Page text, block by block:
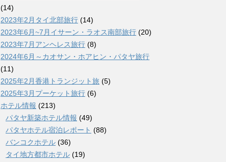
(14)
2023年2月タイ北部旅行 (14)
2023年6月~7月イサーン・ラオス南部旅行 (20)
2023年7月アンヘレス旅行 (8)
2024年6月～カオサン・ホアヒン・パタヤ旅行
(11)
2025年2月香港トランジット旅 (5)
2025年3月プーケット旅行 (6)
ホテル情報 (213)
パタヤ新築ホテル情報 (49)
パタヤホテル宿泊レポート (88)
バンコクホテル (36)
タイ地方都市ホテル (19)